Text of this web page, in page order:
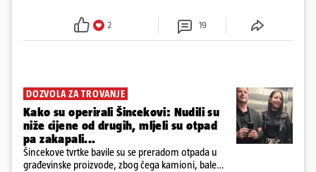
2 19
DOZVOLA ZA TROVANJE
Kako su operirali Šincekovi: Nudili su
niže cijene od drugih, mljeli su otpad
pa zakapali...
Šincekove tvrtke bavile su se preradom otpada u
građevinske proizvode, zbog čega kamioni, bale